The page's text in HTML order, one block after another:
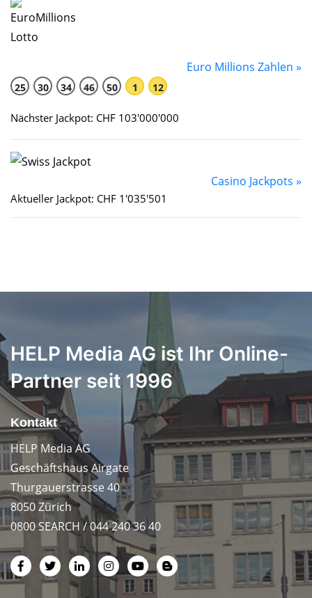
Euro Millions Zahlen »
25 30 34 46 50 1 12
Nächster Jackpot: CHF 103'000'000
Casino Jackpots »
Aktueller Jackpot: CHF 1'035'501
HELP Media AG ist Ihr Online-
Partner seit 1996
Kontakt
HELP Media AG
Geschäftshaus Airgate
Thurgauerstrasse 40
8050 Zürich
0800 SEARCH / 044 240 36 40